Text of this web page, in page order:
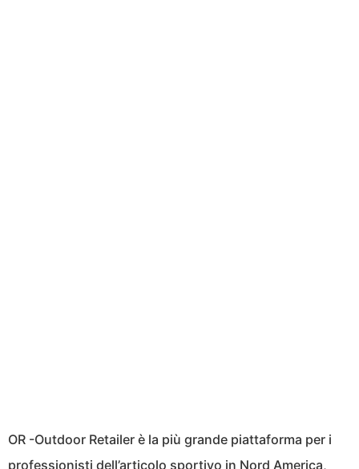
OR -Outdoor Retailer è la più grande piattaforma per i
professionisti dell’articolo sportivo in Nord America,